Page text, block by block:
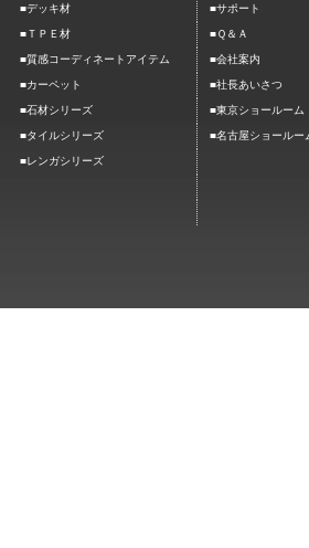
■デッキ材 ■サポート
■ＴＰＥ材 ■Ｑ＆Ａ
■質感コーディネートアイテム ■会社案内
■カーペット ■社長あいさつ
■石材シリーズ ■東京ショールーム
■タイルシリーズ ■名古屋ショールー
■レンガシリーズ